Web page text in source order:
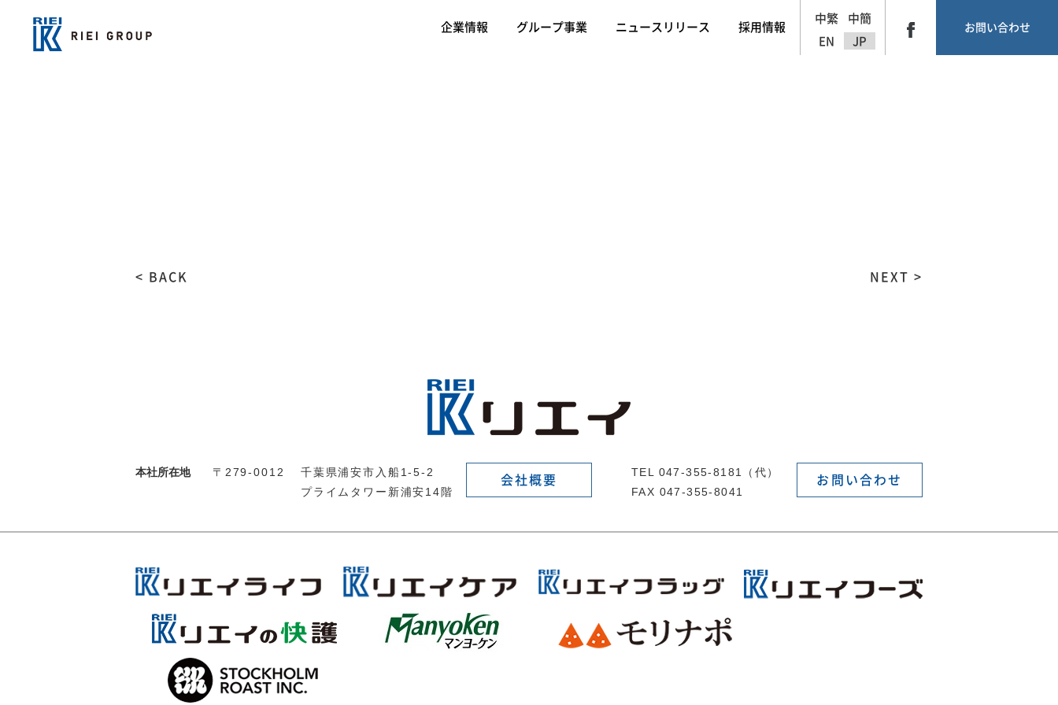
企業情報 グループ事業 ニュースリリース 採用情報
中繁
中簡
EN
JP
お問い合わせ
< BACK NEXT >
本社所在地 〒279-0012
千葉県浦安市入船1-5-2
プライムタワー新浦安14階
会社概要
TEL 047-355-8181（代）
FAX 047-355-8041
お問い合わせ